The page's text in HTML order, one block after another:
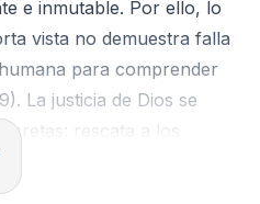
e inmutable. Por ello, lo
vista no demuestra falla
para comprender
La justicia de Dios se
rescata a los
persistente y ofrece
genuino